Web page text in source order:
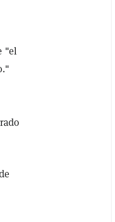
"el